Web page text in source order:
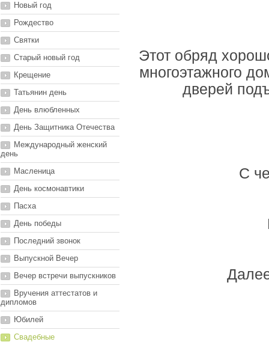
Новый год
Рождество
Святки
Старый новый год
Крещение
Татьянин день
День влюбленных
День Защитника Отечества
Международный женский
день
Масленица
День космонавтики
Пасха
День победы
Последний звонок
Выпускной Вечер
Вечер встречи выпускников
Вручения аттестатов и
дипломов
Юбилей
Свадебные
Этот обряд
многоэтажного
дверей
С